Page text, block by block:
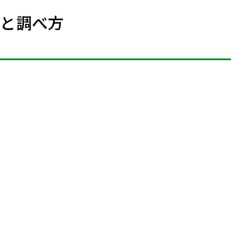
調べ方